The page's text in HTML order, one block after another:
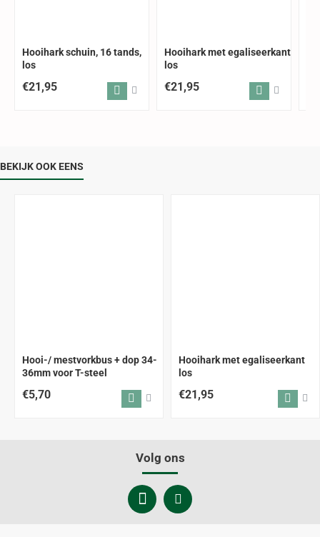
Hooihark schuin, 16 tands,
los
€21,95
Hooihark met egaliseerkant
los
€21,95
BEKIJK OOK EENS
Hooi-/ mestvorkbus + dop 34-
36mm voor T-steel
€5,70
Hooihark met egaliseerkant
los
€21,95
Volg ons